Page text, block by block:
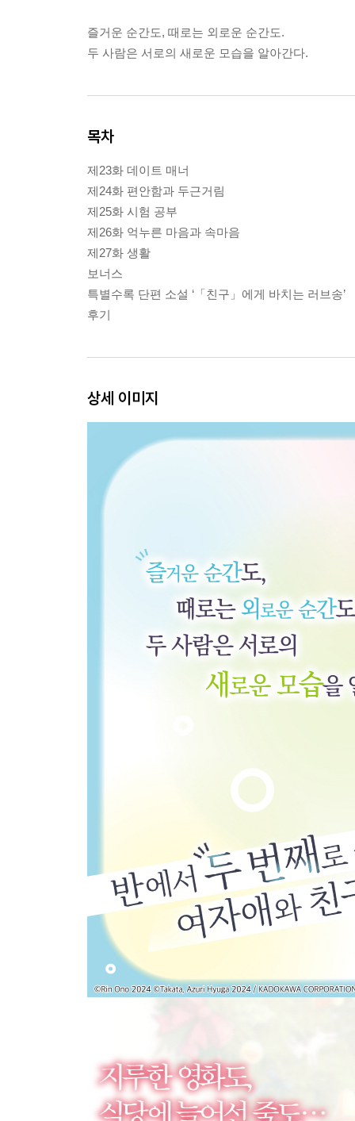
즐거운 순간도, 때로는 외로운 순간도.
두 사람은 서로의 새로운 모습을 알아간다.
목차
제23화 데이트 매너
제24화 편안함과 두근거림
제25화 시험 공부
제26화 억누른 마음과 속마음
제27화 생활
보너스
특별수록 단편 소설 ‘「친구」에게 바치는 러브송’
후기
상세 이미지